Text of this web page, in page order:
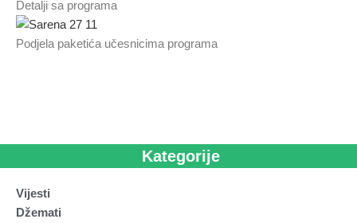
Detalji sa programa
Podjela paketića učesnicima programa
Kategorije
Vijesti
Džemati